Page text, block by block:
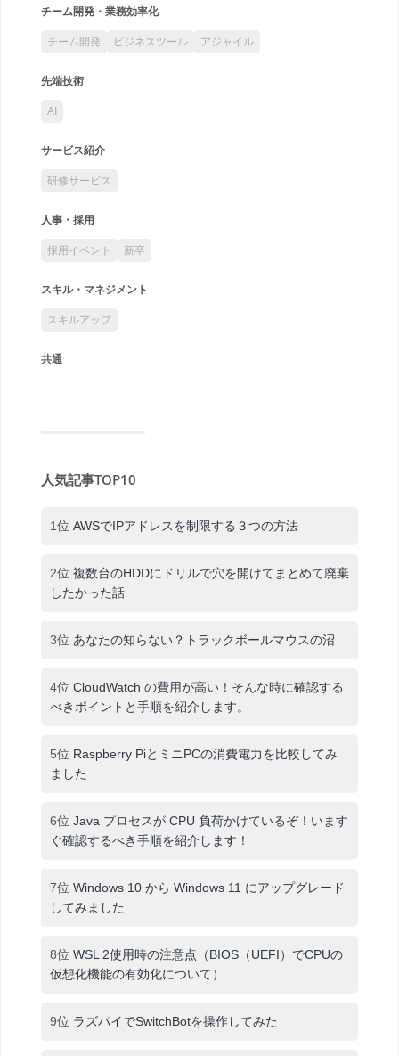
チーム開発・業務効率化
チーム開発 ビジネスツール アジャイル
先端技術
AI
サービス紹介
研修サービス
人事・採用
採用イベント 新卒
スキル・マネジメント
スキルアップ
共通
人気記事TOP10
1位 AWSでIPアドレスを制限する３つの方法
2位 複数台のHDDにドリルで穴を開けてまとめて廃棄
したかった話
3位 あなたの知らない？トラックボールマウスの沼
4位 CloudWatch の費用が高い！そんな時に確認する
べきポイントと手順を紹介します。
5位 Raspberry PiとミニPCの消費電力を比較してみ
ました
6位 Java プロセスが CPU 負荷かけているぞ！います
ぐ確認するべき手順を紹介します！
7位 Windows 10 から Windows 11 にアップグレード
してみました
8位 WSL 2使用時の注意点（BIOS（UEFI）でCPUの
仮想化機能の有効化について）
9位 ラズパイでSwitchBotを操作してみた